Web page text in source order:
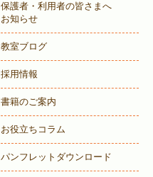
保護者・利用者の皆さまへ
お知らせ
教室ブログ
採用情報
書籍のご案内
お役立ちコラム
パンフレットダウンロード